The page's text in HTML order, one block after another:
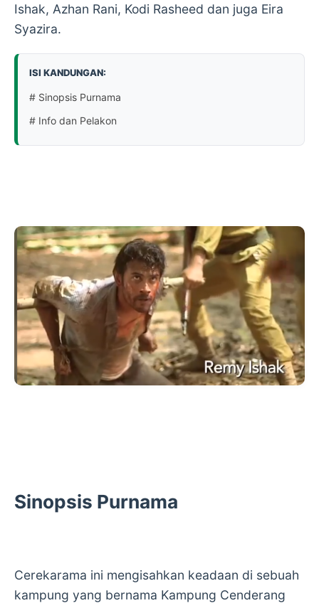
Ishak, Azhan Rani, Kodi Rasheed dan juga Eira
Syazira.
ISI KANDUNGAN:
# Sinopsis Purnama
# Info dan Pelakon
Sinopsis Purnama
Cerekarama ini mengisahkan keadaan di sebuah
kampung yang bernama Kampung Cenderang